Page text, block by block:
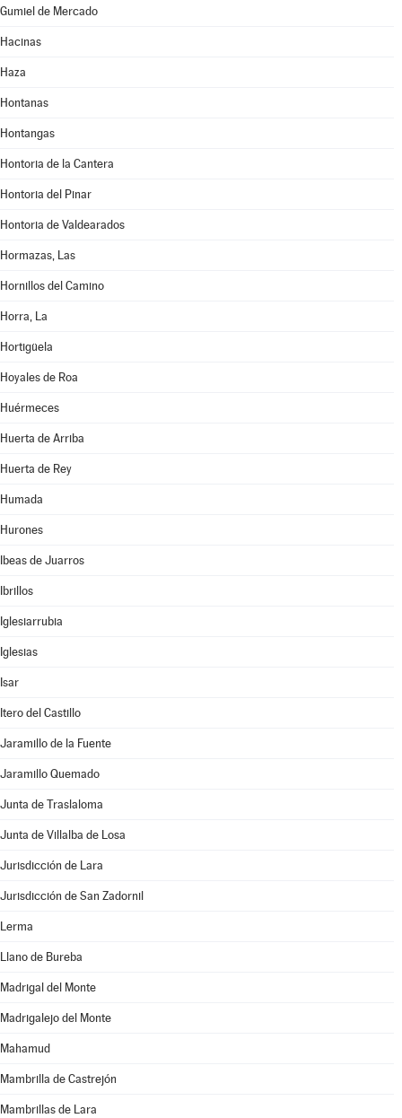
Gumiel de Mercado
Hacinas
Haza
Hontanas
Hontangas
Hontoria de la Cantera
Hontoria del Pinar
Hontoria de Valdearados
Hormazas, Las
Hornillos del Camino
Horra, La
Hortigüela
Hoyales de Roa
Huérmeces
Huerta de Arriba
Huerta de Rey
Humada
Hurones
Ibeas de Juarros
Ibrillos
Iglesiarrubia
Iglesias
Isar
Itero del Castillo
Jaramillo de la Fuente
Jaramillo Quemado
Junta de Traslaloma
Junta de Villalba de Losa
Jurisdicción de Lara
Jurisdicción de San Zadornil
Lerma
Llano de Bureba
Madrigal del Monte
Madrigalejo del Monte
Mahamud
Mambrilla de Castrejón
Mambrillas de Lara